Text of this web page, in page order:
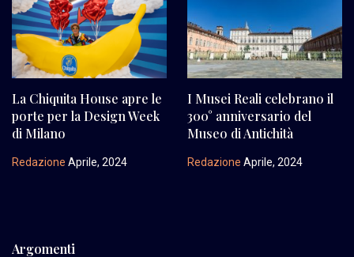
La Chiquita House apre le
porte per la Design Week
di Milano
Redazione Aprile, 2024
I Musei Reali celebrano il
300° anniversario del
Museo di Antichità
Redazione Aprile, 2024
Argomenti